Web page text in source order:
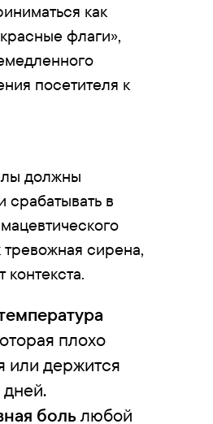
как
флаги»,
посетителя к
должны
срабатывать в
тревожная сирена,
контекста.
плохо
или держится
больлюбой